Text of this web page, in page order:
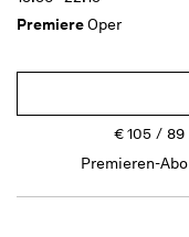
PremiereOper
€105 89
Premieren-